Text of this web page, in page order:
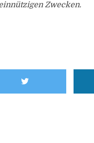
Zwecken.